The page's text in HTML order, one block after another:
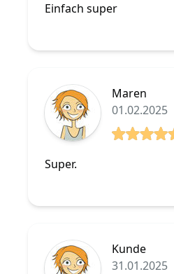
Einfach super
Maren
01.02.2025
Super.
Kunde
31.01.2025